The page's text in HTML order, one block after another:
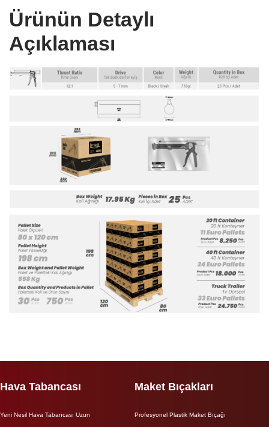
Ürünün Detaylı
Açıklaması
Hava Tabancası
Yeni Nesil Hava Tabancası Uzun
Maket Bıçakları
Profesyonel Plastik Maket Bıçağı